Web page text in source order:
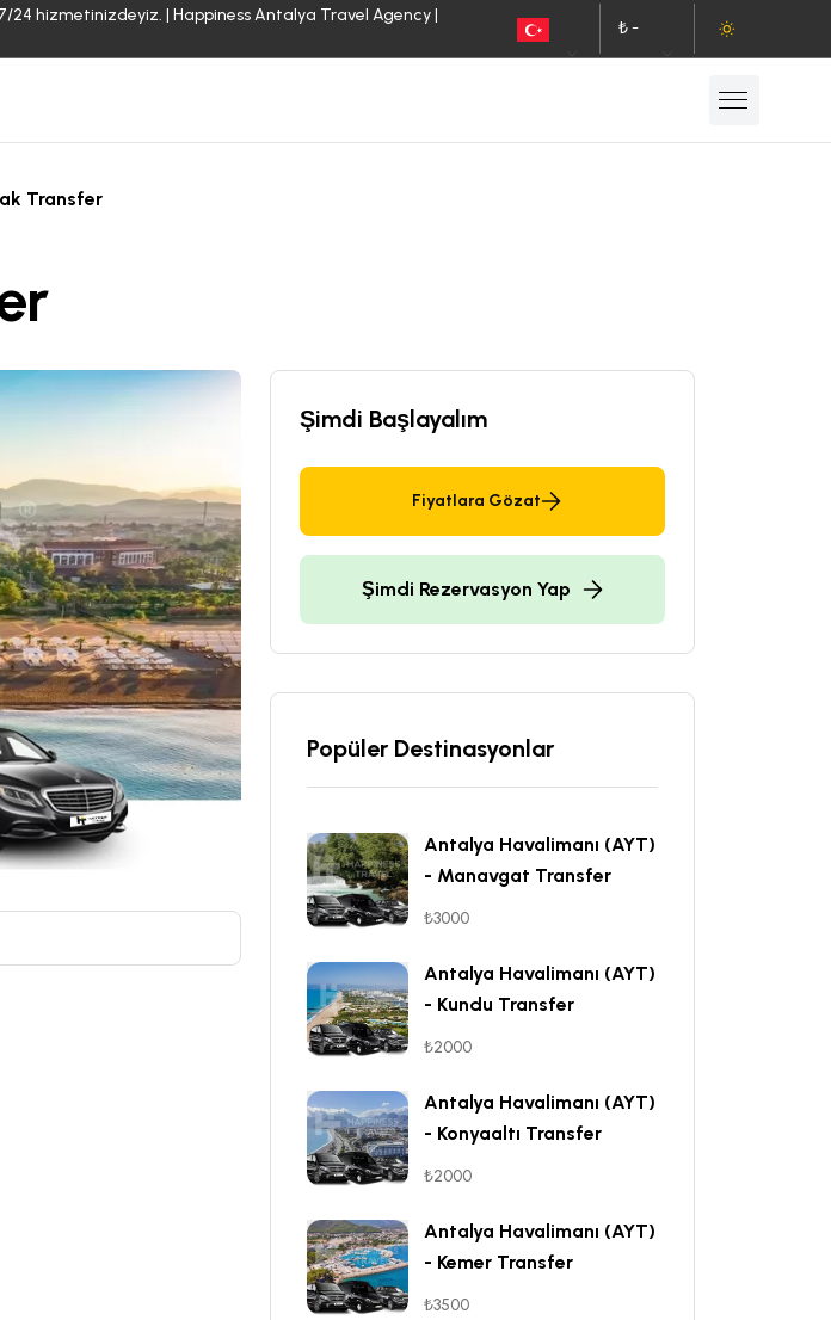
hizmetinizdeyiz. | Happiness Antalya Travel Agency |
₺ -
Transfer
Şimdi Başlayalım
Fiyatlara Gözat
Şimdi Rezervasyon Yap
Popüler Destinasyonlar
Antalya Havalimanı (AYT)
- Manavgat Transfer
₺3000
Antalya Havalimanı (AYT)
- Kundu Transfer
₺2000
Antalya Havalimanı (AYT)
- Konyaaltı Transfer
₺2000
Antalya Havalimanı (AYT)
- Kemer Transfer
₺3500